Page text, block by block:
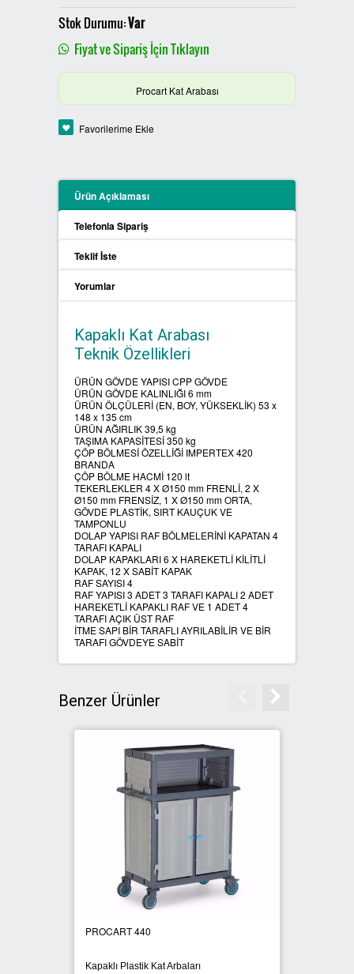
PLASTİK SIFIR ATIK KUTULARI
BOYALI SIFIR ATIK KUTULARI
METAL SIFIR ATIK KUTULARI
ÖZEL ÜRETİM SIFIR ATIK
PROCYCLE SIFIR ATIK
KUTULARI
PİL ATIK KUTULARI
SIFIR ATIK KONTEYNERLARI
SIFIR ATIK BİLGİLENDİRME
PANOSU
SIFIR ATIK ÇÖP POŞETLERİ
SIFIR ATIK GERİ DÖNÜŞÜM
KUTULARI
Stok Durumu:Var
Fiyat ve Sipariş İçin Tıklayın
Procart Kat Arabası
Favorilerime Ekle
Ürün Açıklaması
Telefonla Sipariş
Teklif İste
Yorumlar
Kapaklı Kat Arabası
Teknik Özellikleri
ÜRÜN GÖVDE YAPISI CPP GÖVDE
ÜRÜN GÖVDE KALINLIĞI 6 mm
ÜRÜN ÖLÇÜLERİ (EN, BOY, YÜKSEKLİK) 53 x
148 x 135 cm
ÜRÜN AĞIRLIK 39,5 kg
TAŞIMA KAPASİTESİ 350 kg
ÇÖP BÖLMESİ ÖZELLİĞİ IMPERTEX 420
BRANDA
ÇÖP BÖLME HACMİ 120 lt
TEKERLEKLER 4 X Ø150 mm FRENLİ, 2 X
Ø150 mm FRENSİZ, 1 X Ø150 mm ORTA,
GÖVDE PLASTİK, SIRT KAUÇUK VE
TAMPONLU
DOLAP YAPISI RAF BÖLMELERİNİ KAPATAN 4
TARAFI KAPALI
DOLAP KAPAKLARI 6 X HAREKETLİ KİLİTLİ
KAPAK, 12 X SABİT KAPAK
RAF SAYISI 4
RAF YAPISI 3 ADET 3 TARAFI KAPALI 2 ADET
HAREKETLİ KAPAKLI RAF VE 1 ADET 4
TARAFI AÇIK ÜST RAF
İTME SAPI BİR TARAFLI AYRILABİLİR VE BİR
TARAFI GÖVDEYE SABİT
Benzer Ürünler
PROCART 440
Kapaklı Plastik Kat Arbaları